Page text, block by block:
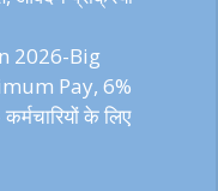
2026-Big
Pay, 6%
के लिए